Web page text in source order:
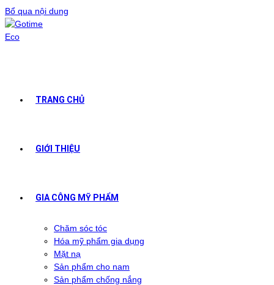
Bổ qua nội dung
TRANG CHỦ
GIỚI THIỆU
GIA CÔNG MỸ PHẨM
Chăm sóc tóc
Hóa mỹ phẩm gia dụng
Mặt nạ
Sản phẩm cho nam
Sản phẩm chống nắng